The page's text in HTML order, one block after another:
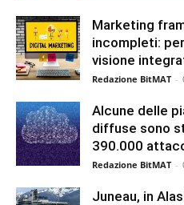
Marketing
incompleti:
visione
Redazione BitMAT -
Alcune delle
diffuse sono
390.000
Redazione BitMAT -
Juneau, in